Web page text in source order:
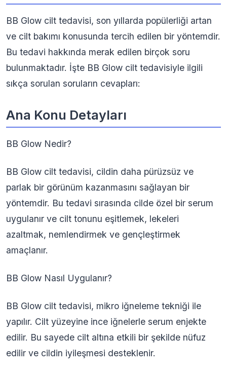
BB Glow cilt tedavisi, son yıllarda popülerliği artan
ve cilt bakımı konusunda tercih edilen bir yöntemdir.
Bu tedavi hakkında merak edilen birçok soru
bulunmaktadır. İşte BB Glow cilt tedavisiyle ilgili
sıkça sorulan soruların cevapları:
Ana Konu Detayları
BB Glow Nedir?
BB Glow cilt tedavisi, cildin daha pürüzsüz ve
parlak bir görünüm kazanmasını sağlayan bir
yöntemdir. Bu tedavi sırasında cilde özel bir serum
uygulanır ve cilt tonunu eşitlemek, lekeleri
azaltmak, nemlendirmek ve gençleştirmek
amaçlanır.
BB Glow Nasıl Uygulanır?
BB Glow cilt tedavisi, mikro iğneleme tekniği ile
yapılır. Cilt yüzeyine ince iğnelerle serum enjekte
edilir. Bu sayede cilt altına etkili bir şekilde nüfuz
edilir ve cildin iyileşmesi desteklenir.